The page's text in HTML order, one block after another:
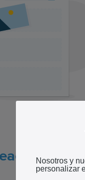
de
Nosotros y
personalizar